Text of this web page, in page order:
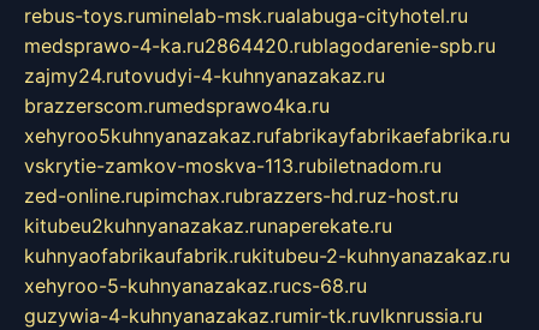
rebus-toys.ruminelab-msk.rualabuga-cityhotel.ru
medsprawo-4-ka.ru2864420.rublagodarenie-spb.ru
zajmy24.rutovudyi-4-kuhnyanazakaz.ru
brazzerscom.rumedsprawo4ka.ru
xehyroo5kuhnyanazakaz.rufabrikayfabrikaefabrika.ru
vskrytie-zamkov-moskva-113.rubiletnadom.ru
zed-online.rupimchax.rubrazzers-hd.ruz-host.ru
kitubeu2kuhnyanazakaz.runaperekate.ru
kuhnyaofabrikaufabrik.rukitubeu-2-kuhnyanazakaz.ru
xehyroo-5-kuhnyanazakaz.rucs-68.ru
guzywia-4-kuhnyanazakaz.rumir-tk.ruvlknrussia.ru